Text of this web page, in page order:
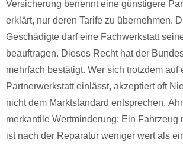
Versicherung benennt eine günstigere
erklärt, nur deren Tarife zu übernehmen.
Geschädigte darf eine Fachwerkstatt
beauftragen. Dieses Recht hat der
mehrfach bestätigt. Wer sich trotzdem auf
Partnerwerkstatt einlässt, akzeptiert oft
nicht dem Marktstandard entsprechen.
merkantile Wertminderung: Ein Fahrzeug
ist nach der Reparatur weniger wert als